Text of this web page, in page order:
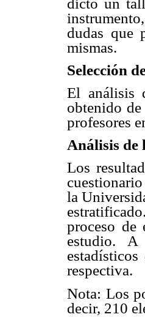
dudas que
mismas.
Selección
El análisis
obtenido
profesores
Análisis de
Los
la
proceso de
estudio. A
respectiva.
Nota: Los
decir, 210